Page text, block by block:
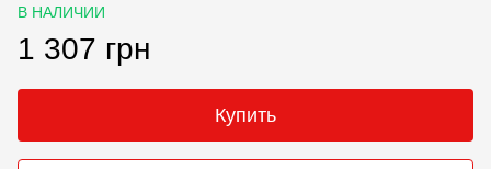
В НАЛИЧИИ
1 307 грн
Купить